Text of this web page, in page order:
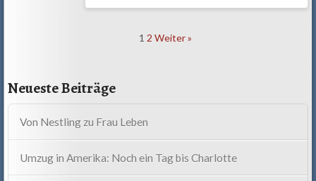
Comment
navigation
1 2 Weiter »
Neueste Beiträge
Von Nestling zu Frau Leben
Umzug in Amerika: Noch ein Tag bis Charlotte